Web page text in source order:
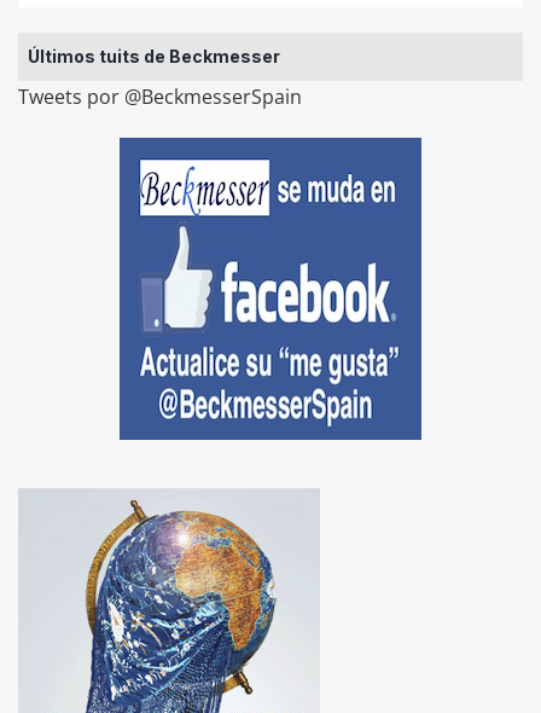
Últimos tuits de Beckmesser
Tweets por @BeckmesserSpain